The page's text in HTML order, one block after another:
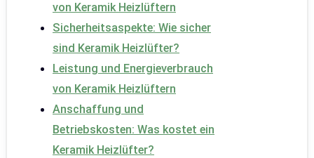
von Keramik Heizlüftern
Sicherheitsaspekte: Wie sicher
sind Keramik Heizlüfter?
Leistung und Energieverbrauch
von Keramik Heizlüftern
Anschaffung und
Betriebskosten: Was kostet ein
Keramik Heizlüfter?